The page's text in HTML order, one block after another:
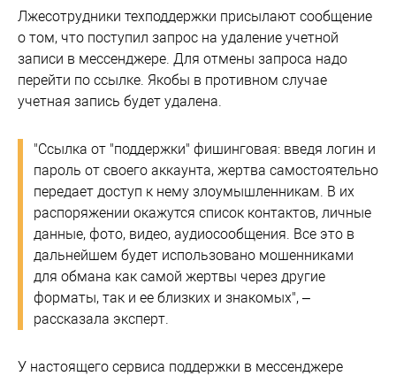
Лжесотрудники техподдержки присылают сообщение
о том, что поступил запрос на удаление учетной
записи в мессенджере. Для отмены запроса надо
перейти по ссылке. Якобы в противном случае
учетная запись будет удалена.
"Ссылка от "поддержки" фишинговая: введя логин и
пароль от своего аккаунта, жертва самостоятельно
передает доступ к нему злоумышленникам. В их
распоряжении окажутся список контактов, личные
данные, фото, видео, аудиосообщения. Все это в
дальнейшем будет использовано мошенниками
для обмана как самой жертвы через другие
форматы, так и ее близких и знакомых", –
рассказала эксперт.
У настоящего сервиса поддержки в мессенджере